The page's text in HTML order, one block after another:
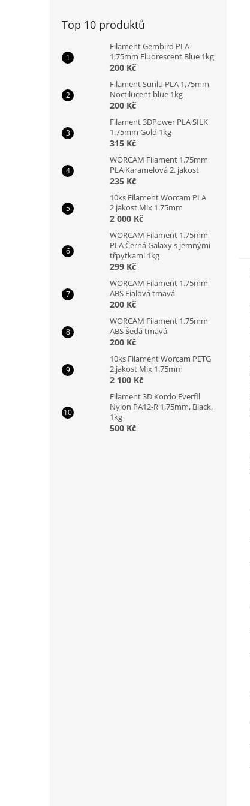
Top 10 produktů
Filament Gembird PLA
1,75mm Fluorescent Blue 1kg
200 Kč
Filament Sunlu PLA 1,75mm
Noctilucent blue 1kg
200 Kč
Filament 3DPower PLA SILK
1.75mm Gold 1kg
315 Kč
WORCAM Filament 1.75mm
PLA Karamelová 2. jakost
235 Kč
10ks Filament Worcam PLA
2.jakost Mix 1.75mm
2 000 Kč
WORCAM Filament 1.75mm
PLA Černá Galaxy s jemnými
třpytkami 1kg
299 Kč
WORCAM Filament 1.75mm
ABS Fialová tmavá
200 Kč
WORCAM Filament 1.75mm
ABS Šedá tmavá
200 Kč
10ks Filament Worcam PETG
2.jakost Mix 1.75mm
2 100 Kč
Filament 3D Kordo Everfil
Nylon PA12-R 1,75mm, Black,
1kg
500 Kč